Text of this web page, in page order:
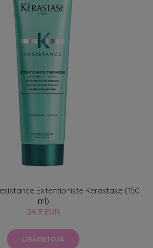
Extentioniste Kerastase (150
ml)
24.9 EUR
LISÄTIETOJA